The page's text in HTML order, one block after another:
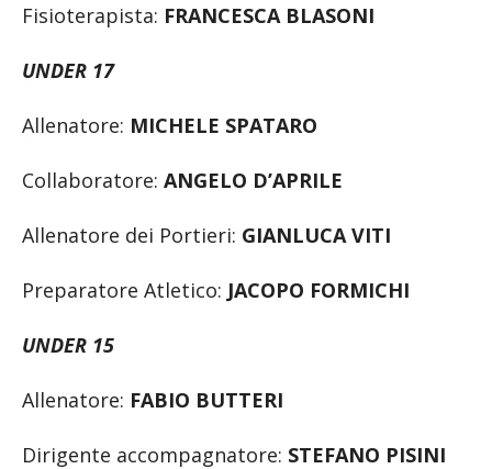
Fisioterapista: FRANCESCA BLASONI
UNDER 17
Allenatore: MICHELE SPATARO
Collaboratore: ANGELO D’APRILE
Allenatore dei Portieri: GIANLUCA VITI
Preparatore Atletico: JACOPO FORMICHI
UNDER 15
Allenatore: FABIO BUTTERI
Dirigente accompagnatore: STEFANO PISINI